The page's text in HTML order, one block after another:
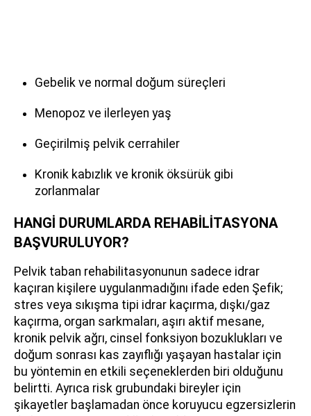
Gebelik ve normal doğum süreçleri
Menopoz ve ilerleyen yaş
Geçirilmiş pelvik cerrahiler
Kronik kabızlık ve kronik öksürük gibi
zorlanmalar
HANGİ DURUMLARDA REHABİLİTASYONA
BAŞVURULUYOR?
Pelvik taban rehabilitasyonunun sadece idrar
kaçıran kişilere uygulanmadığını ifade eden Şefik;
stres veya sıkışma tipi idrar kaçırma, dışkı/gaz
kaçırma, organ sarkmaları, aşırı aktif mesane,
kronik pelvik ağrı, cinsel fonksiyon bozuklukları ve
doğum sonrası kas zayıflığı yaşayan hastalar için
bu yöntemin en etkili seçeneklerden biri olduğunu
belirtti. Ayrıca risk grubundaki bireyler için
şikayetler başlamadan önce koruyucu egzersizlerin